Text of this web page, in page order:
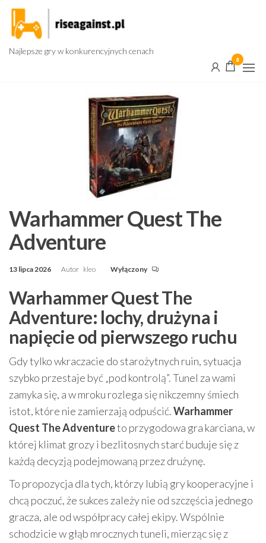
Przejdź
treści
Najlepsze gry w konkurencyjnych cenach
0
Warhammer Quest The
Adventure
13 lipca 2026 Autor kleo Wyłączony
Warhammer Quest The
Adventure: lochy, drużyna i
napięcie od pierwszego ruchu
Gdy tylko wkraczacie do starożytnych ruin, sytuacja
szybko przestaje być „pod kontrolą”. Tunel za wami
zamyka się, a w mroku rozlega się nikczemny śmiech
istot, które nie zamierzają odpuścić.Warhammer
Quest The Adventureto przygodowa gra karciana, w
której klimat grozy i bezlitosnych starć buduje się z
każdą decyzją podejmowaną przez drużynę.
To propozycja dla tych, którzy lubią gry kooperacyjne i
chcą poczuć, że sukces zależy nie od szczęścia jednego
gracza, ale od współpracy całej ekipy. Wspólnie
schodzicie w głąb mrocznych tuneli, mierząc się z